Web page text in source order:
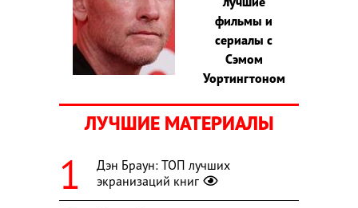
фильмы и
сериалы с
Сэмом
Уортингтоном
ЛУЧШИЕ МАТЕРИАЛЫ
Дэн Браун: ТОП лучших
экранизаций книг